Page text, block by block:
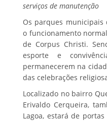
serviços de manutenção
Os parques municipais
o funcionamento
de Corpus Christi.
esporte e
permanecerem na
das celebrações
Localizado no bairro
Erivaldo Cerqueira,
Lagoa, estará de